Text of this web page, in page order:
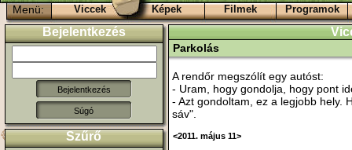
Menü: Viccek Képek Filmek Programok
Bejelentkezés
Súgó
Szűrő
Parkolás
A rendőr megszólít egy autóst:
- Uram, hogy gondolja, hogy pont
- Azt gondoltam, ez a legjobb hely.
sáv".
<2011. május 11>